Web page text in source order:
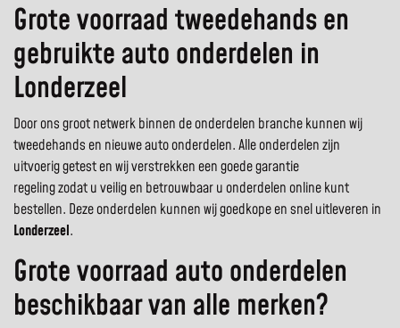
Grote voorraad tweedehands en
gebruikte auto onderdelen in
Londerzeel
Door ons groot netwerk binnen de onderdelen branche kunnen wij
tweedehands en nieuwe auto onderdelen. Alle onderdelen zijn
uitvoerig getest en wij verstrekken een goede garantie
regeling zodat u veilig en betrouwbaar u onderdelen online kunt
bestellen. Deze onderdelen kunnen wij goedkope en snel uitleveren in
Londerzeel.
Grote voorraad auto onderdelen
beschikbaar van alle merken?